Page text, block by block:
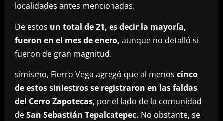
localidades antes mencionadas.
De estos un total de 21, es decir la mayoría,
fueron en el mes de enero, aunque no detalló si
fueron de gran magnitud.
simismo, Fierro Vega agregó que al menos cinco
de estos siniestros se registraron en las faldas
del Cerro Zapotecas, por el lado de la comunidad
deSan Sebastián Tepalcatepec. No obstante, se